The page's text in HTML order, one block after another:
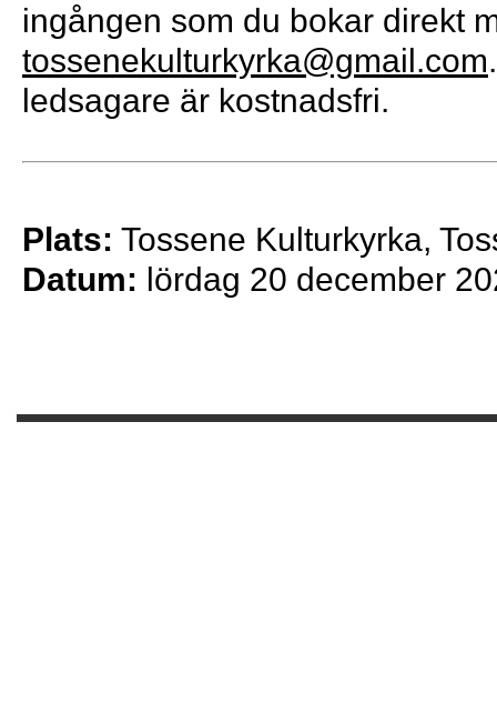
ingången som du bokar direkt
tossenekulturkyrka@gmail.com
ledsagare är kostnadsfri.
Plats: Tossene Kulturkyrka,
Datum: lördag 20 december